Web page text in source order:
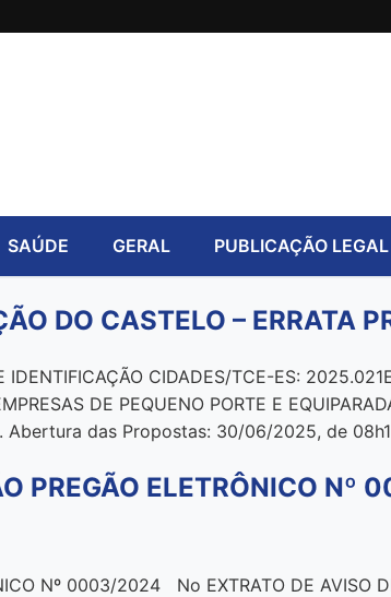
SAÚDE GERAL PUBLICAÇÃO LEGAL
DO CASTELO – ERRATA
IDENTIFICAÇÃO CIDADES/TCE-ES:
DE PEQUENO PORTE E
das Propostas: 30/06/2025, de
PREGÃO ELETRÔNICO
Nº 0003/2024 No EXTRATO DE AVISO